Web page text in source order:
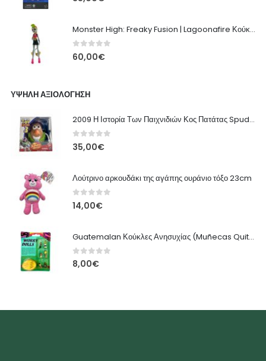
Monster High: Freaky Fusion | Lagoonafire Κούκλα Mattel 2013 - 28εκ
0 out of 5
60,00€
ΥΨΗΛΉ ΑΞΙΟΛΌΓΗΣΗ
2009 Η Ιστορία Των Παιχνιδιών Κος Πατάτας Spud Lightyear Ντίσνευ Playskool
0out of 5
35,00€
Λούτρινο αρκουδάκι της αγάπης ουράνιο τόξο 23cm
0out of 5
14,00€
Guatemalan Κούκλες Ανησυχίας (Muñecas Quitapenas) - Σετ με Ιστορία
0 out of 5
8,00€